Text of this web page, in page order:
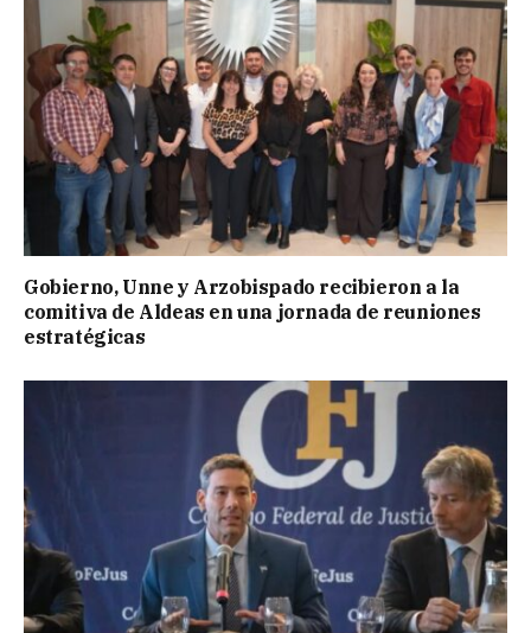
Gobierno, Unne y Arzobispado recibieron a la
comitiva de Aldeas en una jornada de reuniones
estratégicas